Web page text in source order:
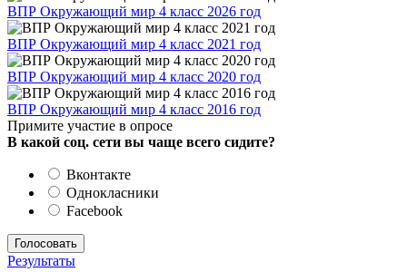
ВПР Окружающий мир 4 класс 2026 год
ВПР Окружающий мир 4 класс 2021 год
ВПР Окружающий мир 4 класс 2020 год
ВПР Окружающий мир 4 класс 2016 год
Примите участие в опросе
В какой соц. сети вы чаще всего сидите?
Вконтакте
Однокласники
Facebook
Результаты